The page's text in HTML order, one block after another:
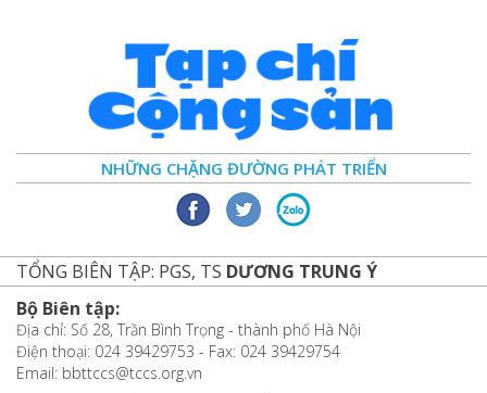
NHỮNG CHẶNG ĐƯỜNG PHÁT TRIỂN
TỔNG BIÊN TẬP: PGS, TS DƯƠNG TRUNG Ý
Bộ Biên tập:
Địa chỉ: Số 28, Trần Bình Trọng - thành phố Hà Nội
Điện thoại: 024 39429753 - Fax: 024 39429754
Email: bbttccs@tccs.org.vn